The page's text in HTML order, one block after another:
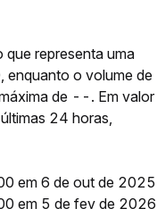
representa uma
enquanto o volume de
de --. Em valor
24 horas,
em 6 de out de 2025
em 5 de fev de 2026